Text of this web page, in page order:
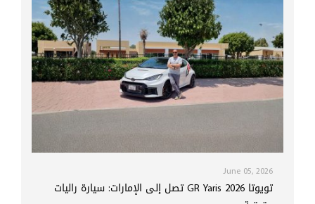
June 05, 2026
تويوتا GR Yaris 2026 تصل إلى الإمارات: سيارة راليات